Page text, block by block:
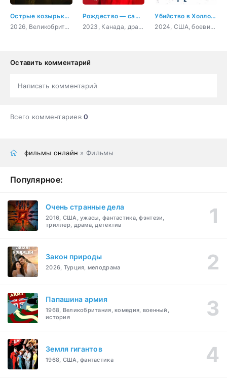
Острые козырьки: Бессмертный человек
2026, Великобритания, Франция, США, криминал, драма, история
Рождество — самое время вернуться домой
2023, Канада, драма, мелодрама
Убийство в Холлоу Крик
2024, США, боевик, триллер, комедия
Оставить комментарий
Написать комментарий
Всего комментариев0
фильмы онлайн » Фильмы
Популярное:
Очень странные дела
2016, США, ужасы, фантастика, фэнтези,
триллер, драма, детектив
Закон природы
2026, Турция, мелодрама
Папашина армия
1968, Великобритания, комедия, военный,
история
Земля гигантов
1968, США, фантастика